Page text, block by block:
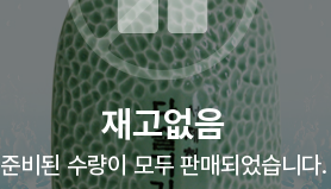
재고없음
준비된 수량이 모두 판매되었습니다.